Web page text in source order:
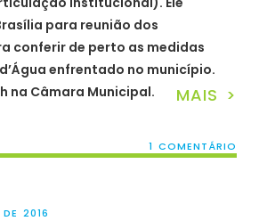
para reunião dos
conferir de perto as medidas
enfrentado no município.
na Câmara Municipal.
MAIS >
1 COMENTÁRIO
2016